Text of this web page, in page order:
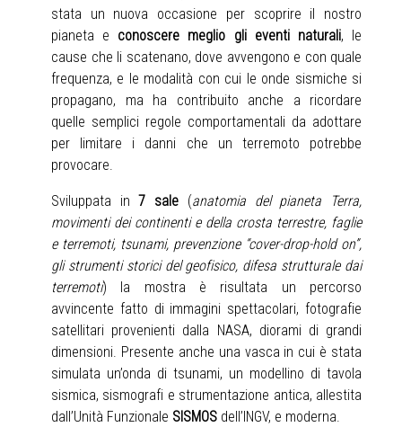
stata un nuova occasione per scoprire il nostro
pianeta e conoscere meglio gli eventi naturali, le
cause che li scatenano, dove avvengono e con quale
frequenza, e le modalità con cui le onde sismiche si
propagano, ma ha contribuito anche a ricordare
quelle semplici regole comportamentali da adottare
per limitare i danni che un terremoto potrebbe
provocare.
Sviluppata in7 sale (anatomia del pianeta Terra,
movimenti dei continenti e della crosta terrestre, faglie
e terremoti, tsunami, prevenzione “cover-drop-hold on”,
gli strumenti storici del geofisico, difesa strutturale dai
terremoti) la mostra è risultata un percorso
avvincente fatto di immagini spettacolari, fotografie
satellitari provenienti dalla NASA, diorami di grandi
dimensioni. Presente anche una vasca in cui è stata
simulata un’onda di tsunami, un modellino di tavola
sismica, sismografi e strumentazione antica, allestita
dall’Unità Funzionale SISMOS dell’INGV, e moderna.